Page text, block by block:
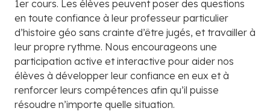
1er cours. Les élèves peuvent poser des questions
en toute confiance à leur professeur particulier
d’histoire géo sans crainte d’être jugés, et travailler à
leur propre rythme. Nous encourageons une
participation active et interactive pour aider nos
élèves à développer leur confiance en eux et à
renforcer leurs compétences afin qu’il puisse
résoudre n’importe quelle situation.